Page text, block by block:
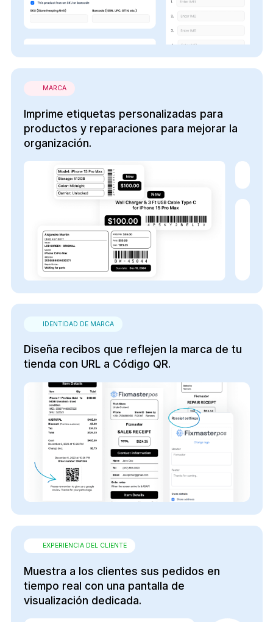
MARCA
Imprime etiquetas personalizadas para
productos y reparaciones para mejorar la
organización.
IDENTIDAD DE MARCA
Diseña recibos que reflejen la marca de tu
tienda con URL a Código QR.
EXPERIENCIA DEL CLIENTE
Muestra a los clientes sus pedidos en
tiempo real con una pantalla de
visualización dedicada.